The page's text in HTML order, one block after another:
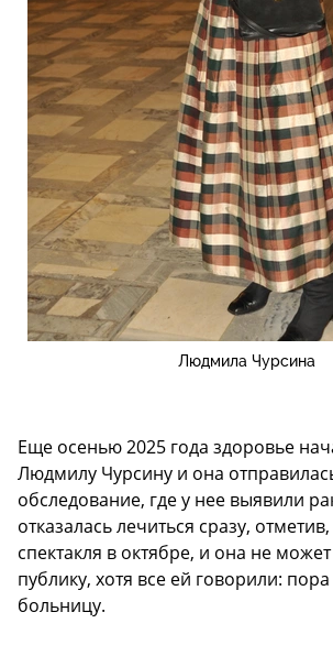
Людмила Чурсина
Еще осенью 2025 года здоровье
Людмилу Чурсину и она
обследование, где у нее выявили
отказалась лечиться сразу,
спектакля в октябре, и она не
публику, хотя все ей говорили:
больницу.